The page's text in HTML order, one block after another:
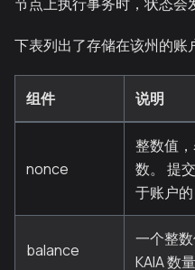
下表列出了存储在该州的账
组件 说明
nonce
整数值
数。 提
于账户的
balance
一个整
KAIA 数量